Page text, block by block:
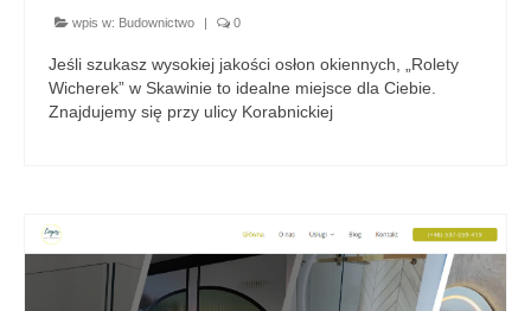
wpis w: Budownictwo | 0
Jeśli szukasz wysokiej jakości osłon okiennych, „Rolety
Wicherek” w Skawinie to idealne miejsce dla Ciebie.
Znajdujemy się przy ulicy Korabnickiej